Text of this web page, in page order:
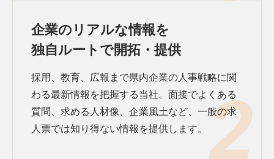
企業のリアルな情報を
独自ルートで開拓・提供
採用、教育、広報まで県内企業の人事戦略に関
わる最新情報を把握する当社。面接でよくある
質問、求める人材像、企業風土など、一般の求
人票では知り得ない情報を提供します。